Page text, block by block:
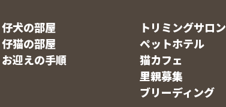
仔犬の部屋
仔猫の部屋
お迎えの手順
トリミングサロン
ペットホテル
猫カフェ
里親募集
ブリーディング